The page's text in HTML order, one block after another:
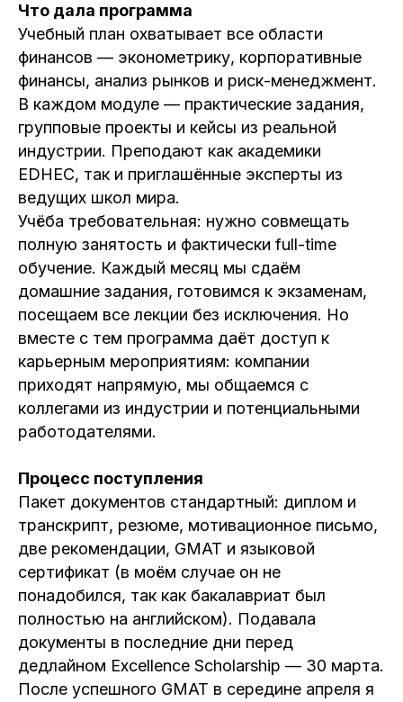
Что дала программа
Учебный план охватывает все области
финансов — эконометрику, корпоративные
финансы, анализ рынков и риск-менеджмент.
В каждом модуле — практические задания,
групповые проекты и кейсы из реальной
индустрии. Преподают как академики
EDHEC, так и приглашённые эксперты из
ведущих школ мира.
Учёба требовательная: нужно совмещать
полную занятость и фактически full-time
обучение. Каждый месяц мы сдаём
домашние задания, готовимся к экзаменам,
посещаем все лекции без исключения. Но
вместе с тем программа даёт доступ к
карьерным мероприятиям: компании
приходят напрямую, мы общаемся с
коллегами из индустрии и потенциальными
работодателями.
Процесс поступления
Пакет документов стандартный: диплом и
транскрипт, резюме, мотивационное письмо,
две рекомендации, GMAT и языковой
сертификат (в моём случае он не
понадобился, так как бакалавриат был
полностью на английском). Подавала
документы в последние дни перед
дедлайном Excellence Scholarship — 30 марта.
После успешного GMAT в середине апреля я